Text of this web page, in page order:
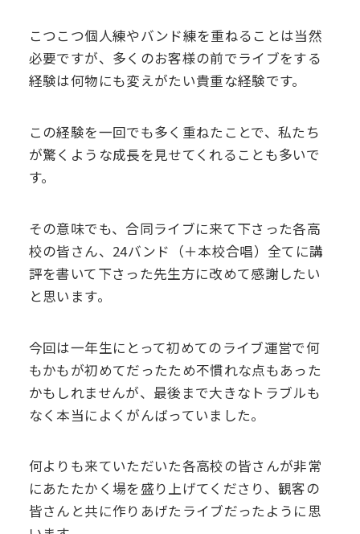
こつこつ個人練やバンド練を重ねることは当然
必要ですが、多くのお客様の前でライブをする
経験は何物にも変えがたい貴重な経験です。
この経験を一回でも多く重ねたことで、私たち
が驚くような成長を見せてくれることも多いで
す。
その意味でも、合同ライブに来て下さった各高
校の皆さん、24バンド（＋本校合唱）全てに講
評を書いて下さった先生方に改めて感謝したい
と思います。
今回は一年生にとって初めてのライブ運営で何
もかもが初めてだったため不慣れな点もあった
かもしれませんが、最後まで大きなトラブルも
なく本当によくがんばっていました。
何よりも来ていただいた各高校の皆さんが非常
にあたたかく場を盛り上げてくださり、観客の
皆さんと共に作りあげたライブだったように思